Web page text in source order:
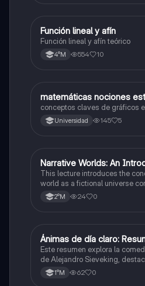
Matemáticas
Función lineal y afín
Función lineal y afín teórico
4°M 554 10
Matemáticas
matemáticas nociones
conceptos claves de gráficos
Universidad 145 5
Lenguaje y Comunicación
Narrative Worlds: An
This lecture introduces the
world as a fictional universe
words, focusing on its
characters, and events, and
2°M 24 0
Lenguaje y Comunicación
Ánimas de día claro:
Este resumen explora la
de Alejandro Sieveking,
dirección de Víctor Jara, y la
chileno en la obra.
1°M 62 0